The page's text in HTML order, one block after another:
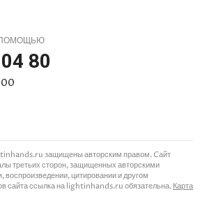
80
защищены авторским правом. Cайт
третьих сторон, защищенных авторскими
цитировании и другом
сайта ссылка на lightinhands.ru обязательна. Карта